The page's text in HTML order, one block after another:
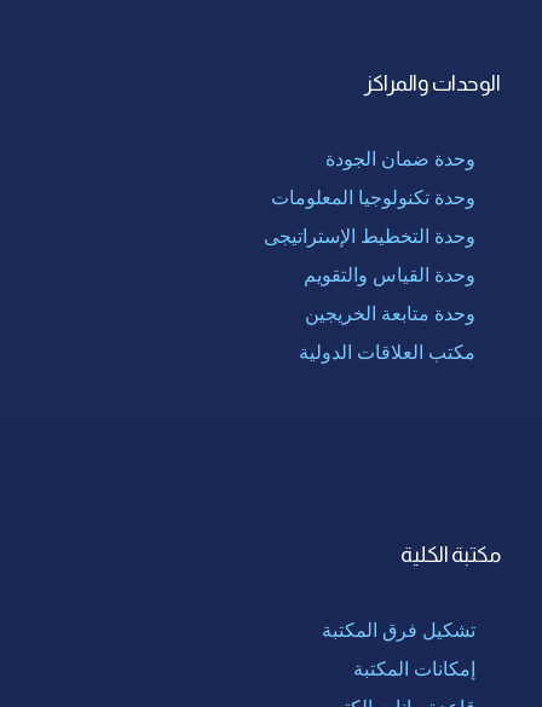
الوحدات والمراكز
وحدة ضمان الجودة
وحدة تكنولوجيا المعلومات
وحدة التخطيط الإستراتيجى
وحدة القياس والتقويم
وحدة متابعة الخريجين
مكتب العلاقات الدولية
مكتبة الكلية
تشكيل فرق المكتبة
إمكانات المكتبة